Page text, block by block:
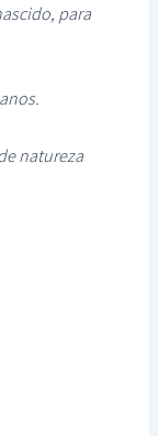
para
natureza